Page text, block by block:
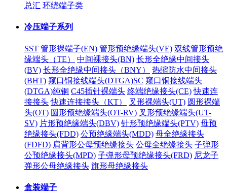
总汇 环绕端子类
冷压端子系列
SST 管形裸端子(EN) 管形预绝缘端头(VE) 双线管形预绝
缘端头（TE）
中间裸接头(BN) 长形全绝缘中间接头
(BV) 长形全绝缘中间接头（BNY）
热缩防水中间接头
(BHT) 窥口铜接线端头(DTGA)SC 窥口铜接线端头
(DTGA)纯铜 C45插针裸端头 终端绝缘接头(CE) 快速连
接接头 快速连接接头（KT） 叉形裸端头(UT) 圆形裸端
头(OT) 圆形预绝缘端头(OT-RV) 叉形预绝缘端头(UT-
SV) 片形预绝缘端头(DBV) 针形预绝缘端头(PTV) 母预
绝缘接头(FDD) 公预绝缘端头(MDD) 母全绝缘接头
(FDFD) 肩背形公母预绝缘接头 公母全绝缘接头 子弹形
公预绝缘接头(MPD) 子弹形母预绝缘接头(FRD) 尼龙子
弹形公母绝缘接头 旗形母绝缘接头
盒装端子